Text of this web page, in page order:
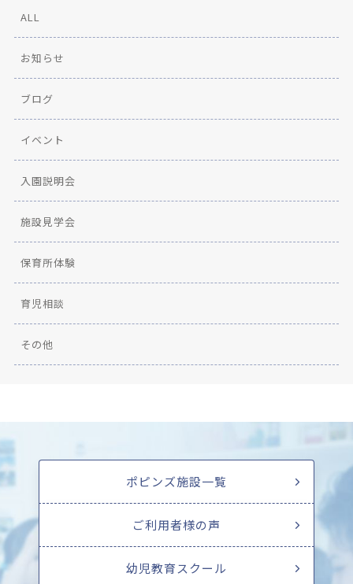
ALL
お知らせ
ブログ
イベント
入園説明会
施設見学会
保育所体験
育児相談
その他
ポピンズ施設一覧
ご利用者様の声
幼児教育スクール